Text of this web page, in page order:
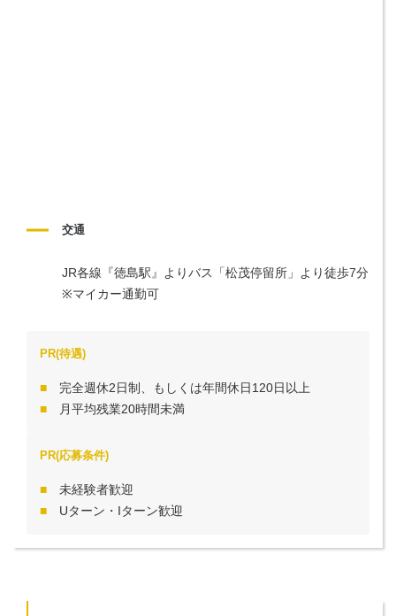
交通
JR各線『徳島駅』よりバス「松茂停留所」より徒歩7分
※マイカー通勤可
PR(待遇)
完全週休2日制、もしくは年間休日120日以上
月平均残業20時間未満
PR(応募条件)
未経験者歓迎
Uターン・Iターン歓迎